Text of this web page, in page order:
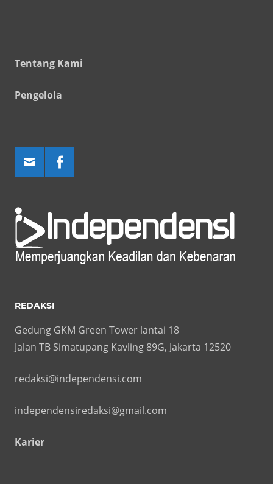
Tentang Kami
Pengelola
REDAKSI
Gedung GKM Green Tower lantai 18
Jalan TB Simatupang Kavling 89G, Jakarta 12520
redaksi@independensi.com
independensiredaksi@gmail.com
Karier